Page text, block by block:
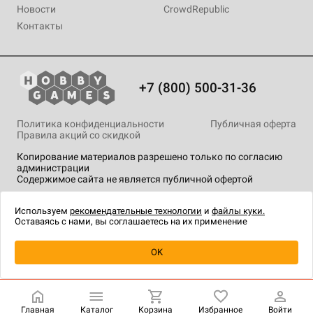
Уведомить о наличии
Новости
Контакты
CrowdRepublic
+7 (800) 500-31-36
Копирование материалов разрешено только по согласию
администрации
Содержимое сайта не является публичной офертой
Политика конфиденциальности
Публичная оферта
Правила акций со скидкой
технологии.
Главная Каталог Корзина Избранное Войти
Используем рекомендательные технологии и файлы куки.
Оставаясь с нами, вы соглашаетесь на их применение
OK